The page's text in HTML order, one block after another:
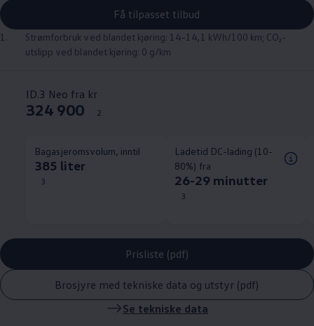
Få tilpasset tilbud
1.
Strømforbruk ved blandet kjøring: 14–14,1 kWh/100 km; CO₂-
utslipp ved blandet kjøring: 0 g/km
ID.3 Neo fra kr
324 900 2
Bagasjeromsvolum, inntil
385 liter
3
Ladetid DC-lading (10-
80%) fra
26-29 minutter
3
Prisliste (pdf)
Brosjyre med tekniske data og utstyr (pdf)
Se tekniske data